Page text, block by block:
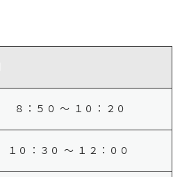
８：５０ ～ １０：２０
１０：３０ ～ １２：００